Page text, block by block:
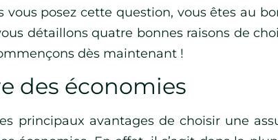
vous posez cette question, vous êtes au
détaillons quatre bonnes raisons de
dès maintenant !
des économies
principaux avantages de choisir une